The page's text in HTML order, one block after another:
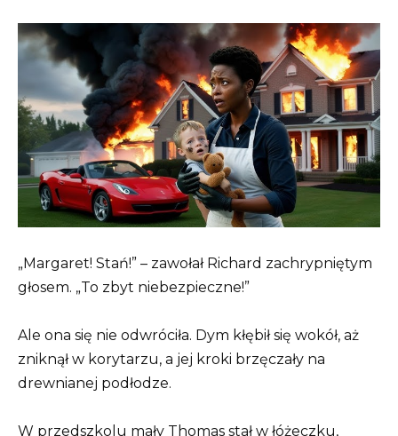
„Margaret! Stań!” – zawołał Richard zachrypniętym
głosem. „To zbyt niebezpieczne!”
Ale ona się nie odwróciła. Dym kłębił się wokół, aż
zniknął w korytarzu, a jej kroki brzęczały na
drewnianej podłodze.
W przedszkolu mały Thomas stał w łóżeczku,